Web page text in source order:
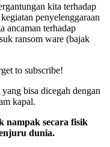
kita terhadap
penyelenggaraan
ancaman terhadap
ransom ware (bajak
to subscribe!
bisa dicegah dengan
kapal.
nampak secara fisik
dunia.